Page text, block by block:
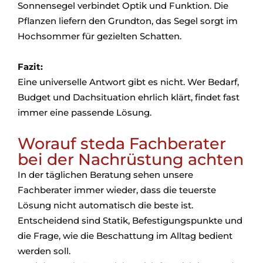
Sonnensegel verbindet Optik und Funktion. Die
Pflanzen liefern den Grundton, das Segel sorgt im
Hochsommer für gezielten Schatten.
Fazit:
Eine universelle Antwort gibt es nicht. Wer Bedarf,
Budget und Dachsituation ehrlich klärt, findet fast
immer eine passende Lösung.
Worauf steda Fachberater
bei der Nachrüstung achten
In der täglichen Beratung sehen unsere
Fachberater immer wieder, dass die teuerste
Lösung nicht automatisch die beste ist.
Entscheidend sind Statik, Befestigungspunkte und
die Frage, wie die Beschattung im Alltag bedient
werden soll.